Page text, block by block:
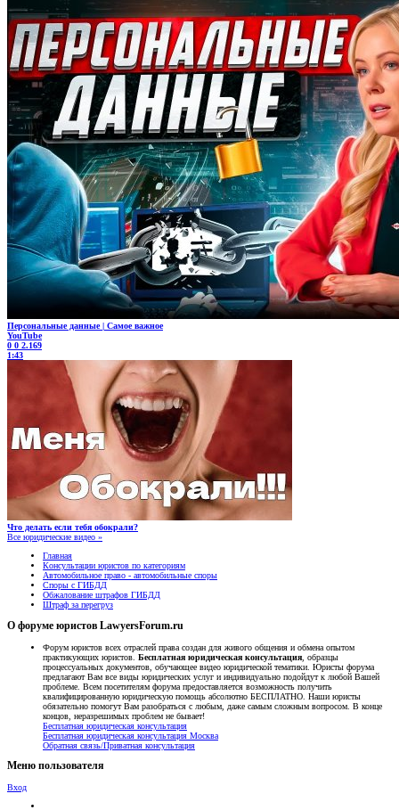
Персональные данные | Самое важное
YouTube
0 0 2.169
1:43
Что делать если тебя обокрали?
Все юридические видео »
Главная
Консультации юристов по категориям
Автомобильное право - автомобильные споры
Споры с ГИБДД
Обжалование штрафов ГИБДД
Штраф за перегруз
О форуме юристов LawyersForum.ru
Форум юристов всех отраслей права создан для живого общения и обмена опытом
практикующих юристов. Бесплатная юридическая консультация , образцы
процессуальных документов, обучающее видео юридической тематики. Юристы форума
предлагают Вам все виды юридических услуг и индивидуально подойдут к любой Вашей
проблеме. Всем посетителям форума предоставляется возможность получить
квалифицированную юридическую помощь абсолютно БЕСПЛАТНО. Наши юристы
обязательно помогут Вам разобраться с любым, даже самым сложным вопросом. В конце
концов, неразрешимых проблем не бывает!
Бесплатная юридическая консультация
Бесплатная юридическая консультация Москва
Обратная связь/Приватная консультация
Меню пользователя
Вход